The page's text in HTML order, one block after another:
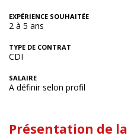
EXPÉRIENCE SOUHAITÉE
2 à 5 ans
TYPE DE CONTRAT
CDI
SALAIRE
A définir selon profil
Présentation de la